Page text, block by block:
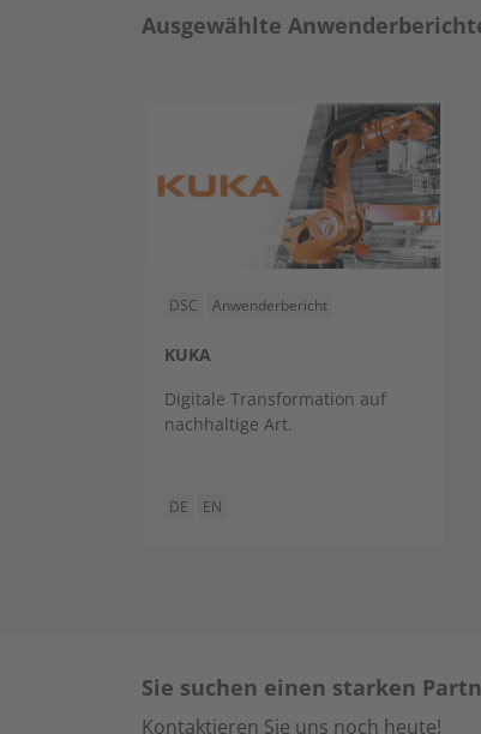
Ausgewählte
DSC Anwenderbericht
KUKA
Digitale Transformation auf
nachhaltige Art.
DE EN
Sie suchen einen starken
Kontaktieren Sie uns noch heute!